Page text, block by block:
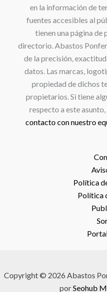
en la información de
fuentes accesibles al
tienen una página de
directorio. Abastos
de la precisión,
datos. Las marcas,
propiedad de dichos
propietarios. Si tiene
respecto a este
contacto con nuestro
Política
Política
Copyright © 2026 Abastos
porSeohub